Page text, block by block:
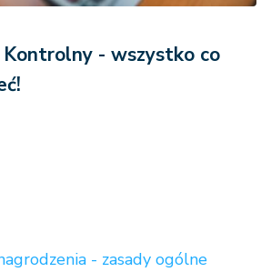
- wszystko co
- zasady ogólne